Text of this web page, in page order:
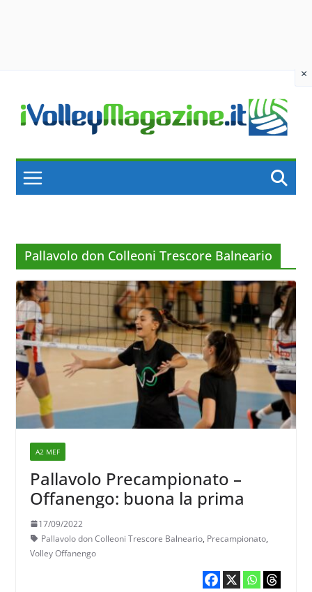
×
content
Pallavolo don Colleoni Trescore Balneario
A2 MEF
Pallavolo Precampionato –
Offanengo: buona la prima
17/09/2022
Pallavolo don Colleoni Trescore Balneario, Precampionato,
Volley Offanengo